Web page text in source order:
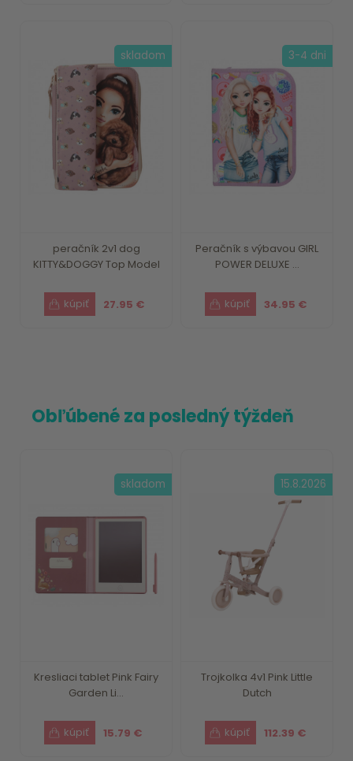
peračník 2v1 dog
KITTY&DOGGY Top Model
27.95 €
skladom
Peračník s výbavou GIRL
POWER DELUXE ...
34.95 €
3-4 dni
Obľúbené za posledný týždeň
Kresliaci tablet Pink Fairy
Garden Li...
15.79 €
skladom
Trojkolka 4v1 Pink Little
Dutch
112.39 €
15.8.2026